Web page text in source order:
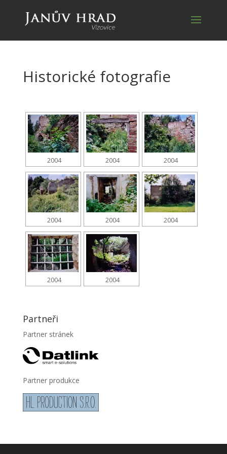
Historické fotografie
2004 2004 2004
2004 2004 2004
2004 2004
Partneři
Partner stránek
Partner produkce